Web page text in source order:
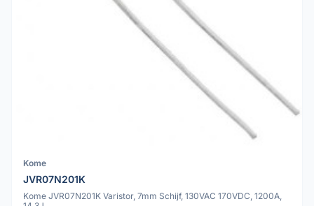
Kome
JVR07N201K
Kome JVR07N201K Varistor, 7mm Schijf, 130VAC 170VDC, 1200A,